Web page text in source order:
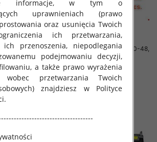
Roz 40-48,
10 szt
Spodnie męskie jeans Roz 40-48,
1 Kolor .Paczka 10 szt
52.00 zł
szczegóły
informacje, w tym o
uprawnieniach (prawo
oraz usunięcia Twoich
ich przetwarzania,
przenoszenia, niepodlegania
podejmowaniu decyzji,
a także prawo wyrażenia
wobec przetwarzania Twoich
znajdziesz w Polityce